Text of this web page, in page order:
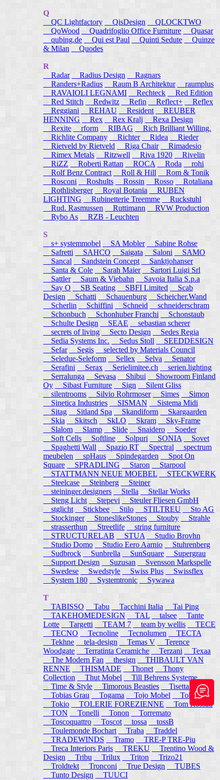
Q
QC Lightfactory
QisDesign
QLOCKTWO
QoWood Quadrifoglio Office Furniture
Quasar
qubing.de
Qui est Paul Quinti Sedute
Quinze
& Milan
Quodes
R
Radar
Radius Design
Ragnars
Randers+Radius
Raum B Architektur raumplus
RAVAIOLI LEGNAMI
Rechteck
Red Edition
Red Stitch
Redwitz Refin Reflect+
Reflex
Reggiani
REHAU Resident
REUBER
HENNING
Rex Rex Kralj
Rexa Design
Rexite
rform RIBAG
Rich Brilliant Willing.
Richlite Company
Richter Ridea
Rieder
Rietveld by Rietveld
Riga Chair
Rimadesio
Rimex Metals
Ritzwell Riva 1920
Rivelin
RiZZ
Roberti Rattan ROCA Roda
rohi
Rolf Benz Contract
Roll & Hill
Rom & Tonik
Rosconi Roshults Rossin Rosso
Rotaliana
Rothlisberger
Royal Botania
RUBEN
LIGHTING
Rubinetterie Treemme
Ruckstuhl
Rud. Rasmussen
Ruttimann
RVW Production
Rybo As
RZB - Leuchten
S
s+ systemmobel
SA Mobler
Sabine Rohse
Safretti
SAHCO Saigata Saloni
SAMO
Sancal
Sandstein Concept
Sanktjohanser
Santa & Cole
Sarah Maier
Sartori Luigi Srl
Sattler
Saum & Viebahn
Savoia Italia S.p.a
Say O
SB Seating SBFI Limited
Scab
Design
Schatti Schauenburg
Scheicher.Wand
Scherlin
Schiffini Schneid
schneiderschram
Schonbuch
Schonhuber Franchi
Schonstaub
Schulte Design
SEAE
sebastian scherer
secrets of living
Secto Design
Sedes Regia
Sedia Systems Inc.
Sedus Stoll
SEEDDESIGN
Sefar
Segis
selected by Materials Council
Seledue-Seleform
Sellex Selva
Senator
Serafini
Serax Serielimitee.ch
serien.lighting
Serralunga
Sevasa Shibui
Showroom Finland
Oy
Sibast Furniture Sign
Silent Gliss
silentrooms
Silvio Rohrmoser Simes Simon
Sinetica Industries
SISMAN
Sistema Midi
Sitag
Sitland Spa Skandiform
Skargaarden
Skia
Skitsch SkLO Skram
Sky-Frame
Slalom
Slamp Slide Snaidero
Soeder
Soft Cells
Softline Solpuri SONIA
Sovet
Spaghetti Wall
Spazio RT Spectral
spectrum
meubelen
spHaus Spindegarden
Spot On
Square
SPRADLING Staron
Starpool
STATTMANN NEUE MOEBEL
STECKWERK
Steelcase
Steinberg
Steiner
steininger.designers
Stella Stellar Works
Steng Licht
Stepevi
Steuler Fliesen GmbH
stglicht
Stickbee Stilo STILTREU
Sto AG
Stockinger
StoneslikeStones Stouby
Strahle
strasserthun
Streetlife
string furniture
STRUCTURELAB
STUA
Studio Brovhn
Studio Domo
Studio Eero Aarnio
Stuhrenberg
Sudbrock
Sunbrella SunSquare
Supergrau
Support Design
Suzusan
Svensson Markspelle
Swedese
Swedstyle Swiss Plus
Swissflex
System 180
Systemtronic Sywawa
T
TABISSO
Tabu Tacchini Italia
Tai Ping
TAKEHOMEDESIGN
TAL talsee
Tante
Lotte
Targetti TEAM 7 team by wellis
TECE
TECNO
Tecnoline Tecnolumen
TECTA
Tekhne
tela-design Temas V
Terence
Woodgate
Terratinta Ceramiche Terzani
Texaa
The Modern Fan
thesign
THIBAULT VAN
RENNE
THISMADE Thonet
Thony
Collection
Thut Mobel
Till Behrens Systeme
Time & Style
Timorous Beasties
Tisettanta
Tobias Grau
Togama Tojo Mobel
Token
Tokio
TOLERIE FOREZIENNE
Tom Rossau
TON
Tonelli Tonon
Torremato
Toscoquattro
Toscot tossa
tossB
Toulemonde Bochart
Traba
Traddel
TRADEWINDS
Tramo
TRE-P TRE-Piu
Treca Interiors Paris
TREKU
Trentino Wood &
Design
Tribu Trilux Triton
Trizo21
Troldtekt Tronconi True Design
TUBES
Tunto Design
TUUCI